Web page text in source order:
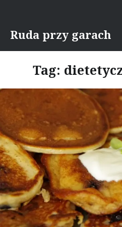
content
Ruda przy garach
Tag: